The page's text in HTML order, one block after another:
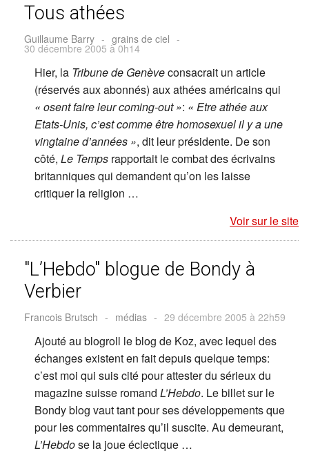
Tous athées
Guillaume Barry - grains de ciel -
30 décembre 2005 à 0h14
Hier, la Tribune de Genèveconsacrait un article
(réservés aux abonnés) aux athées américains qui
« osent faire leur coming-out »: « Etre athée aux
Etats-Unis, c’est comme être homosexuel il y a une
vingtaine d’années », dit leur présidente. De son
côté, Le Temps rapportait le combat des écrivains
britanniques qui demandent qu’on les laisse
critiquer la religion …
Voir sur le site
"L’Hebdo" blogue de Bondy à
Verbier
Francois Brutsch - médias - 29 décembre 2005 à 22h59
Ajouté au blogroll le blog de Koz, avec lequel des
échanges existent en fait depuis quelque temps:
c’est moi qui suis cité pour attester du sérieux du
magazine suisse romand L’Hebdo. Le billet sur le
Bondy blog vaut tant pour ses développements que
pour les commentaires qu’il suscite. Au demeurant,
L’Hebdose la joue éclectique …